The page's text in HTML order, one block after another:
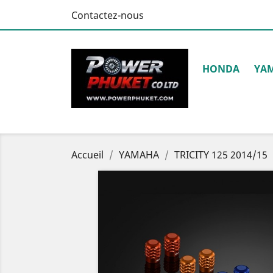
Contactez-nous
HONDA
Accueil YAMAHA TRICITY 125 2014/15